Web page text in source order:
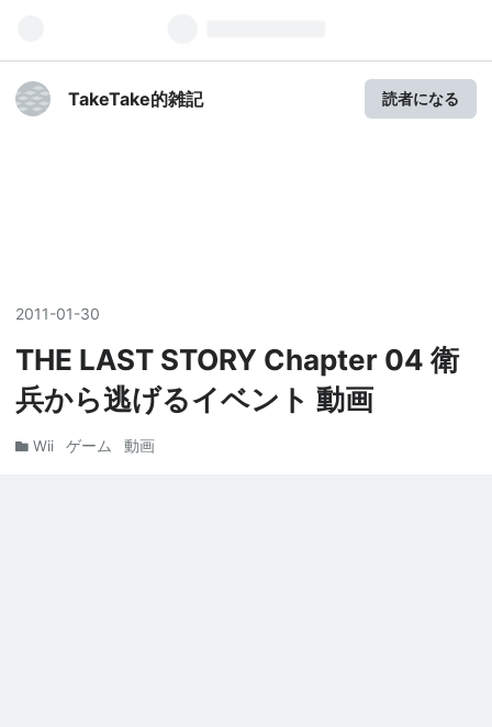
TakeTake的雑記 読者になる
2011-01-30
THE LAST STORY Chapter 04 衛
兵から逃げるイベント 動画
Wii ゲーム 動画